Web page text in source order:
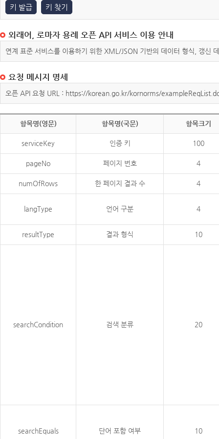
키 발급 키 찾기
외래어, 로마자 용례 오픈 API 서비스 이용 안내
연계 표준 서비스를 이용하기 위한 XML/JSON 기반의 데이터 형식, 갱신
요청 메시지 명세
오픈 API 요청 URL : https://korean.go.kr/kornorms/
항목명(영문) 항목명(국문) 항목크기
serviceKey 인증 키 100
pageNo 페이지 번호 4
numOfRows 한 페이지 결과 수 4
langType 언어 구분 4
resultType 결과 형식 10
searchCondition 검색 분류 20
searchEquals 단어 포함 여부 10